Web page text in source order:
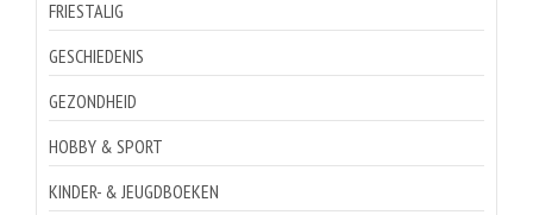
FRIESTALIG
GESCHIEDENIS
GEZONDHEID
HOBBY & SPORT
KINDER- & JEUGDBOEKEN